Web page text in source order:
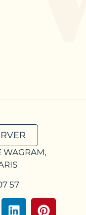
WAGRAM,
57